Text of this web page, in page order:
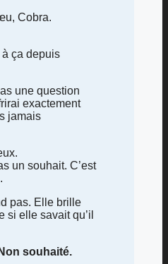
Cobra.
ça depuis
une question
exactement
jamais
un souhait. C’est
pas. Elle brille
si elle savait qu’il
souhaité.